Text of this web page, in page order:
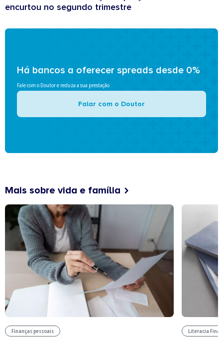
encurtou no segundo trimestre
Há bancos a oferecer spreads desde 0%
Fale com o Doutor e reduza a sua prestação
Falar com o Doutor
Mais sobre vida e família
Finanças pessoais Literacia